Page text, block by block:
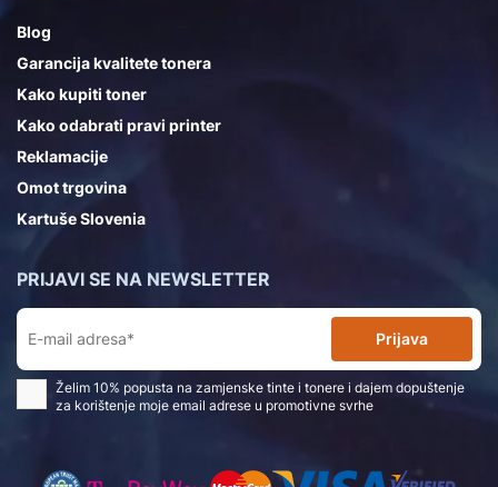
Blog
Garancija kvalitete tonera
Kako kupiti toner
Kako odabrati pravi printer
Reklamacije
Omot trgovina
Kartuše Slovenia
PRIJAVI SE NA NEWSLETTER
Prijava
Želim 10% popusta na zamjenske tinte i tonere i dajem dopuštenje
za korištenje moje email adrese u promotivne svrhe